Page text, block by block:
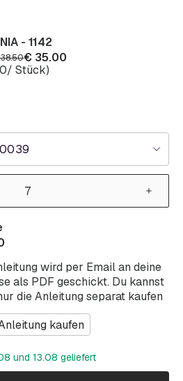
- 1142
€ 35.00
/ Stück)
wird per Email an deine
als PDF geschickt. Du kannst
die Anleitung separat kaufen
kaufen
und 13.08 geliefert